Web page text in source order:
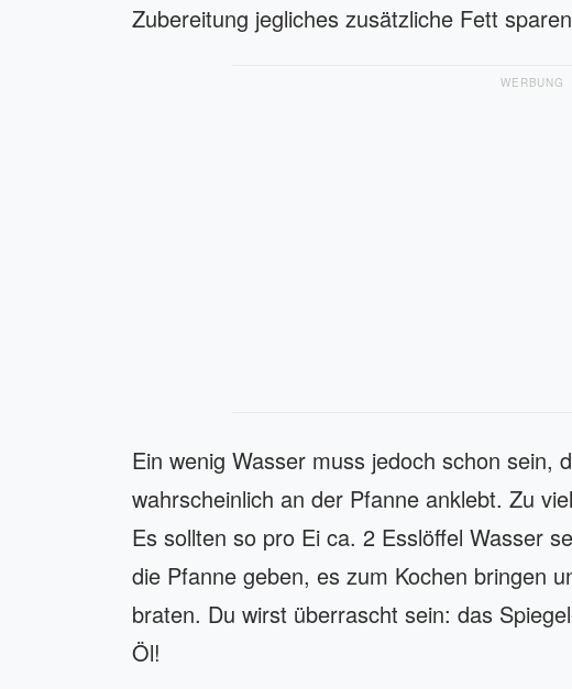
Zubereitung jegliches zusätzliche Fett
WERBUNG
Ein wenig Wasser muss jedoch schon sein,
wahrscheinlich an der Pfanne anklebt. Zu
Es sollten so pro Ei ca. 2 Esslöffel Wasser
die Pfanne geben, es zum Kochen bringen
braten. Du wirst überrascht sein: das
Öl!